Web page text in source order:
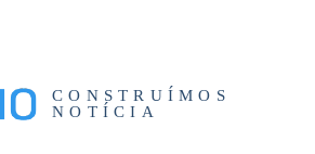
CONSTRUÍMOS
NOTÍCIA